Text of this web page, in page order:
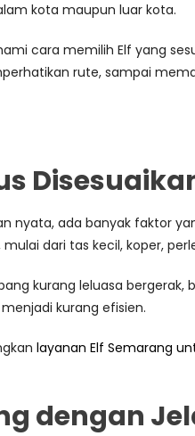
kota maupun luar kota.
cara memilih Elf yang
rute, sampai
nyata, ada banyak faktor
dari tas kecil, koper,
kurang leluasa
kurang efisien.
layanan Elf Semarang
dengan